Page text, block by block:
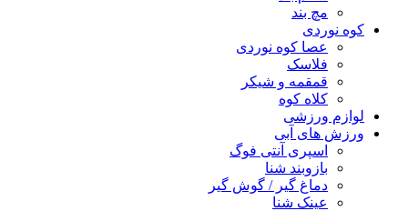
مچ بند
کوه نوردی
عصا کوه نوردی
فلاسک
قمقمه و شیکر
کلاه کوه
لوازم ورزشی
ورزش های آبی
اسپری آنتی فوگ
بازوبند شنا
دماغ گیر / گوش گیر
عینک شنا